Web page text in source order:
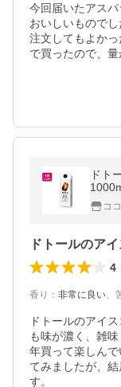
今回届いたアスパ
おいしいもので
注文してもよか
で買ったので、
ドト
ヒー
コ
ドトールのア
4
香り ： 非常に良い、
ドトールのアイ
も味が濃く、雑
年買って楽しん
てみましたが、
す。